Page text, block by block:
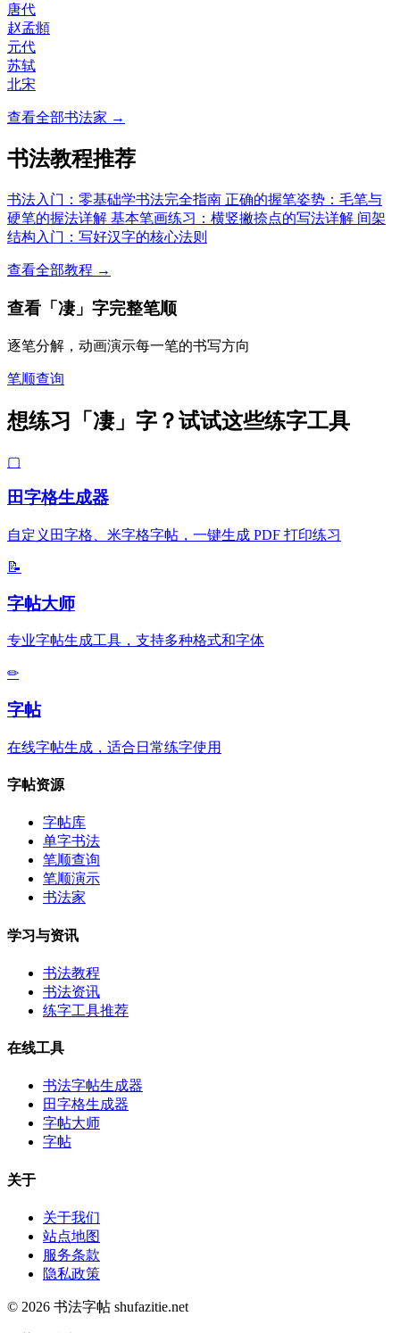
唐代
赵孟頫
元代
苏轼
北宋
查看全部书法家 →
书法教程推荐
书法入门：零基础学书法完全指南 正确的握笔姿势：毛笔与
硬笔的握法详解 基本笔画练习：横竖撇捺点的写法详解 间架
结构入门：写好汉字的核心法则
查看全部教程 →
查看「凄」字完整笔顺
逐笔分解，动画演示每一笔的书写方向
笔顺查询
想练习「凄」字？试试这些练字工具
▢
田字格生成器
自定义田字格、米字格字帖，一键生成 PDF 打印练习
📝
字帖大师
专业字帖生成工具，支持多种格式和字体
✏
字帖
在线字帖生成，适合日常练字使用
字帖资源
字帖库
单字书法
笔顺查询
笔顺演示
书法家
学习与资讯
书法教程
书法资讯
练字工具推荐
在线工具
书法字帖生成器
田字格生成器
字帖大师
字帖
关于
关于我们
站点地图
服务条款
隐私政策
© 2026 书法字帖 shufazitie.net